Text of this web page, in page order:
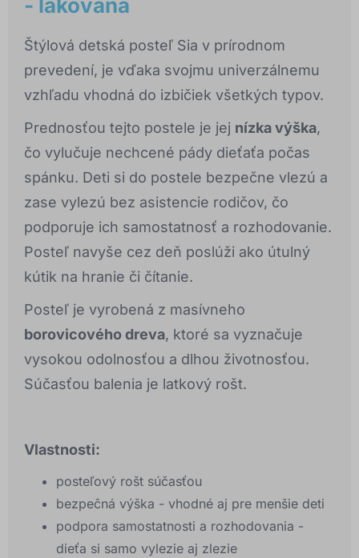
- lakovaná
Štýlová detská posteľ Sia v prírodnom
prevedení, je vďaka svojmu univerzálnemu
vzhľadu vhodná do izbičiek všetkých typov.
Prednosťou tejto postele je jej nízka výška,
čo vylučuje nechcené pády dieťaťa počas
spánku. Deti si do postele bezpečne vlezú a
zase vylezú bez asistencie rodičov, čo
podporuje ich samostatnosť a rozhodovanie.
Posteľ navyše cez deň poslúži ako útulný
kútik na hranie či čítanie.
Posteľ je vyrobená z masívneho
borovicového dreva, ktoré sa vyznačuje
vysokou odolnosťou a dlhou životnosťou.
Súčasťou balenia je latkový rošt.
Vlastnosti:
posteľový rošt súčasťou
bezpečná výška - vhodné aj pre menšie deti
podpora samostatnosti a rozhodovania -
dieťa si samo vylezie aj zlezie